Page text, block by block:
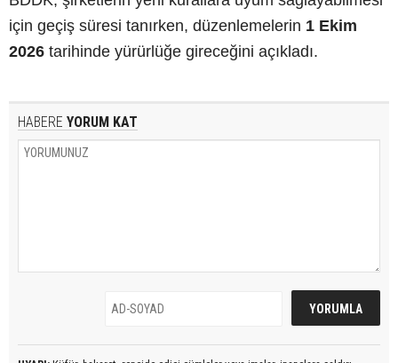
için geçiş süresi tanırken, düzenlemelerin 1 Ekim
2026 tarihinde yürürlüğe gireceğini açıkladı.
HABERE YORUM KAT